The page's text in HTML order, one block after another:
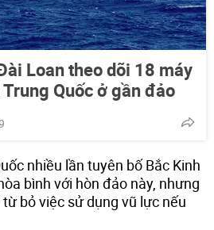
Loan theo dõi 18 máy
Quốc ở gần đảo
nhiều lần tuyên bố Bắc Kinh
bình với hòn đảo này, nhưng
bỏ việc sử dụng vũ lực nếu